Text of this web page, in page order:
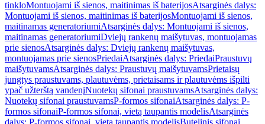
tinkloMontuojami iš sienos, maitinimas iš baterijosAtsarginės dalys:
Montuojami iš sienos, maitinimas iš baterijosMontuojami iš sienos,
maitinamas generatoriumiAtsarginės dalys: Montuojami iš sienos,
maitinamas generatoriumiDviejų rankenų maišytuvas, montuojamas
prie sienosAtsarginės dalys: Dviejų rankenų maišytuvas,
montuojamas prie sienosPriedaiAtsarginės dalys: PriedaiPraustuvų
maišytuvamsAtsarginės dalys: Praustuvų maišytuvamsPrietaisų
jungtys praustuvams, plautuvėms, prietaisams ir plautuvėms išpilti
ypač užterštą vandenįNuotekų sifonai praustuvamsAtsarginės dalys:
Nuotekų sifonai praustuvamsP-formos sifonaiAtsarginės dalys: P-
formos sifonaiP-formos sifonai, vietą taupantis modelisAtsarginės
dalys: P-formos sifonai, vietą taupantis modelisButelinis sifonai